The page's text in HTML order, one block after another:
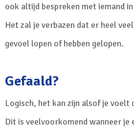
ook altijd bespreken met iemand
Het zal je verbazen dat er heel
gevoel lopen of hebben gelopen.
Gefaald?
Logisch, het kan zijn alsof je voelt
Dit is veelvoorkomend wanneer je